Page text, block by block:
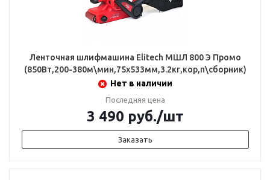
Ленточная шлифмашина Elitech МШЛ 800 Э Промо
(850Вт,200-380м\мин,75х533мм,3.2кг,кор,п\сборник)
Нет в наличии
Последняя цена
3 490 руб./шт
Заказать